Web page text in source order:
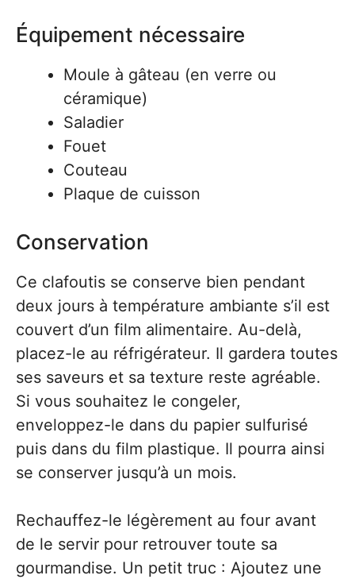
Équipement nécessaire
Moule à gâteau (en verre ou
céramique)
Saladier
Fouet
Couteau
Plaque de cuisson
Conservation
Ce clafoutis se conserve bien pendant
deux jours à température ambiante s’il est
couvert d’un film alimentaire. Au-delà,
placez-le au réfrigérateur. Il gardera toutes
ses saveurs et sa texture reste agréable.
Si vous souhaitez le congeler,
enveloppez-le dans du papier sulfurisé
puis dans du film plastique. Il pourra ainsi
se conserver jusqu’à un mois.
Rechauffez-le légèrement au four avant
de le servir pour retrouver toute sa
gourmandise. Un petit truc : Ajoutez une